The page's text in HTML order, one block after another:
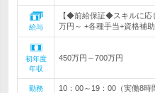
給与
【◆前給保証◆スキルに応
万円～ +各種手当+資格補
初年度
年収
450万円～700万円
勤務
10：00～19：00（実働8